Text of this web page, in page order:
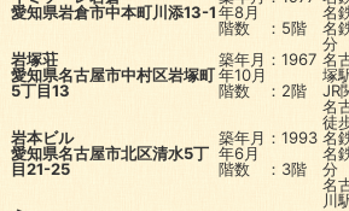
愛知県岩倉市中本町川添13-1年8月
階数 ：5階
名
名
分
岩塚荘
愛知県名古屋市中村区岩塚町
5丁目13
築年月：1967
年10月
階数 ：2階
名
塚
JR
名
徒
岩本ビル
愛知県名古屋市北区清水5丁
目21-25
築年月：1993
年6月
階数 ：3階
名
名
分
名
川